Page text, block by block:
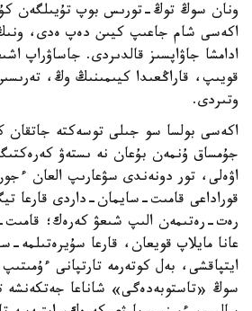
ونان سوڭ توڭ-تورىس بوپ تۇيىلگەن
اكەسى شام جاعىپ كيىن دەپ ەدى،
ادامشا جاۋاپسىز قالدىردى. جاساۋراپ
قويىپ، قاراڭعىدا كيىمىنىڭ وڭ،
وتىردى.
اكەسى بولسا سو جىلى توسەكتە جاتقان
جۇمساق ۇنمەن بۇعان نە ىستەۋ
اۋەلى، تور دونەندى سۋعارىپ العان
قوراداعى قامىت-سايمان-داردى قارعا
رەت-رەتىمەن الىپ شىعۋ كەرەك؛
عانا مايلاپ قويعان، قارعا
ايتپاقشى، بەل كوتەرمە تارتپانى
سوڭ «تاستوبەدەگى» شاناعا جەتكەنشە